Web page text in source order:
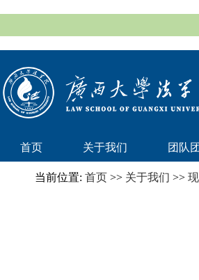
首页 关于我们 团队
当前位置: 首页 >> 关于我们 >>